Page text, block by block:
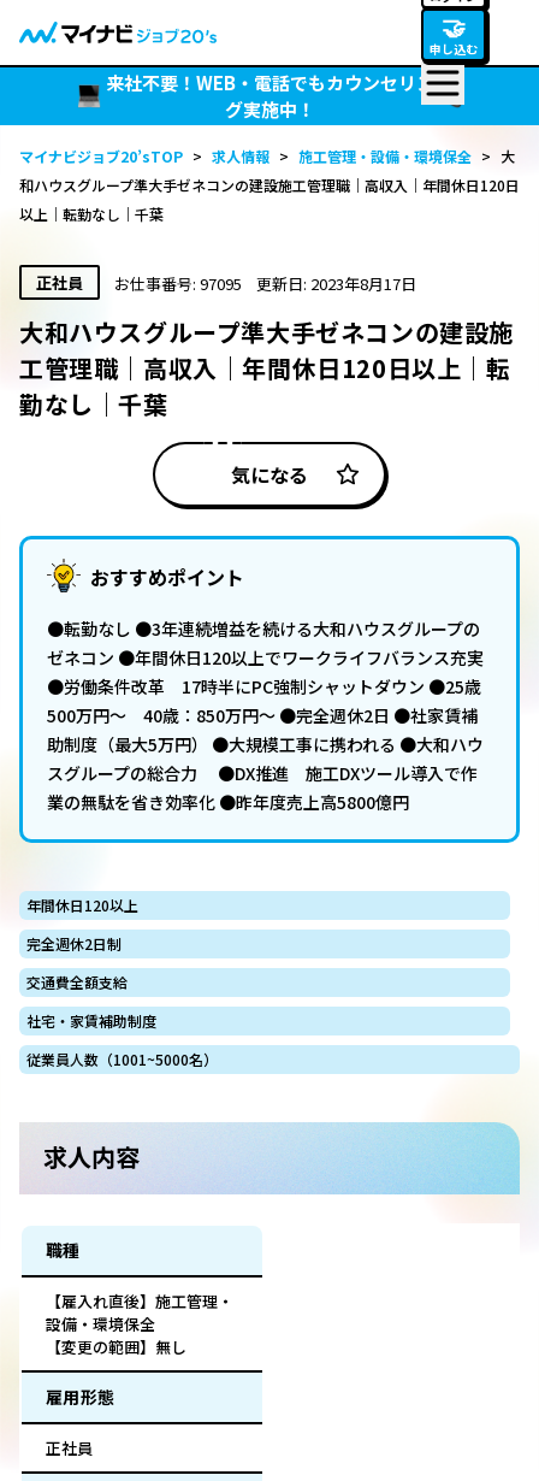
🤝
申し込む
来社不要！WEB・電話でもカウンセリン
グ実施中！
マイナビジョブ20’sTOP > 求人情報 > 施工管理・設備・環境保全 > 大
和ハウスグループ準大手ゼネコンの建設施工管理職｜高収入｜年間休日120日
以上｜転勤なし｜千葉
正社員 お仕事番号: 97095 更新日: 2023年8月17日
大和ハウスグループ準大手ゼネコンの建設施
工管理職｜高収入｜年間休日120日以上｜転
勤なし｜千葉
気になる
おすすめポイント
●転勤なし ●3年連続増益を続ける大和ハウスグループの
ゼネコン ●年間休日120以上でワークライフバランス充実
●労働条件改革 17時半にPC強制シャットダウン ●25歳
500万円～ 40歳：850万円～ ●完全週休2日 ●社家賃補
助制度（最大5万円） ●大規模工事に携われる ●大和ハウ
スグループの総合力 ●DX推進 施工DXツール導入で作
業の無駄を省き効率化 ●昨年度売上高5800億円
年間休日120以上
完全週休2日制
交通費全額支給
社宅・家賃補助制度
従業員人数（1001~5000名）
求人内容
職種
【雇入れ直後】施工管理・
設備・環境保全
【変更の範囲】無し
雇用形態
正社員